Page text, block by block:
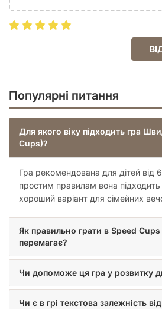
Популярні питання
Для якого віку підходить гра
Cups)?
Гра рекомендована для дітей від
простим правилам вона
хороший варіант для сімейних
Як правильно грати в Speed Cups
перемагає?
Чи допоможе ця гра у розвитку
Чи є в грі текстова залежність